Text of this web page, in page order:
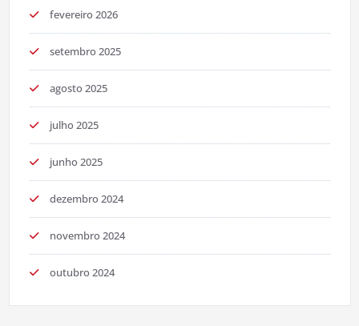
fevereiro 2026
setembro 2025
agosto 2025
julho 2025
junho 2025
dezembro 2024
novembro 2024
outubro 2024